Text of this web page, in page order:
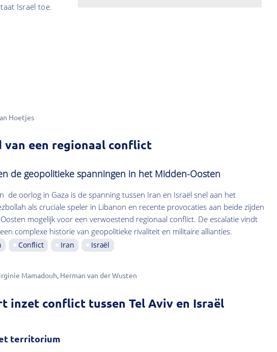
Israël toe.
Hoetjes
van een regionaal conflict
de geopolitieke spanningen in het Midden-Oosten
de oorlog in Gaza is de spanning tussen Iran en Israël snel aan het
als cruciale speler in Libanon en recente provocaties aan beide zijden
mogelijk voor een verwoestend regionaal conflict. De escalatie vindt
complexe historie van geopolitieke rivaliteit en militaire allianties.
Conflict Iran Israël
Mamadouh Herman van der Wusten
inzet conflict tussen Tel Aviv en Israël
territorium